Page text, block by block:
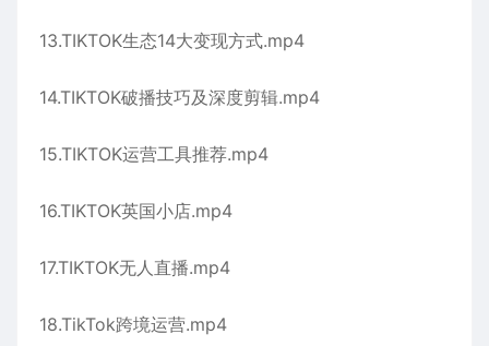
13.TIKTOK生态14大变现方式.mp4
14.TIKTOK破播技巧及深度剪辑.mp4
15.TIKTOK运营工具推荐.mp4
16.TIKTOK英国小店.mp4
17.TIKTOK无人直播.mp4
18.TikTok跨境运营.mp4